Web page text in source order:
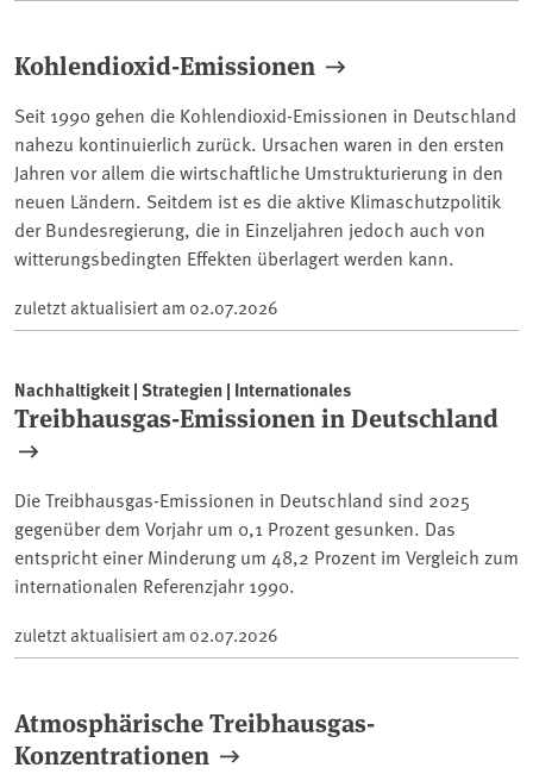
Kohlendioxid-Emissionen
Seit 1990 gehen die Kohlendioxid-Emissionen in Deutschland
nahezu kontinuierlich zurück. Ursachen waren in den ersten
Jahren vor allem die wirtschaftliche Umstrukturierung in den
neuen Ländern. Seitdem ist es die aktive Klimaschutzpolitik
der Bundesregierung, die in Einzeljahren jedoch auch von
witterungsbedingten Effekten überlagert werden kann.
zuletzt aktualisiert am 02.07.2026
Nachhaltigkeit | Strategien | Internationales
Treibhausgas-Emissionen in Deutschland
Die Treibhausgas-Emissionen in Deutschland sind 2025
gegenüber dem Vorjahr um 0,1 Prozent gesunken. Das
entspricht einer Minderung um 48,2 Prozent im Vergleich zum
internationalen Referenzjahr 1990.
zuletzt aktualisiert am 02.07.2026
Atmosphärische Treibhausgas-
Konzentrationen